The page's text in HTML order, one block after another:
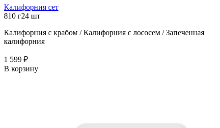
Калифорния сет
810 г24 шт
Калифорния с крабом / Калифорния с лососем / Запеченная
калифорния
1 599 ₽
В корзину